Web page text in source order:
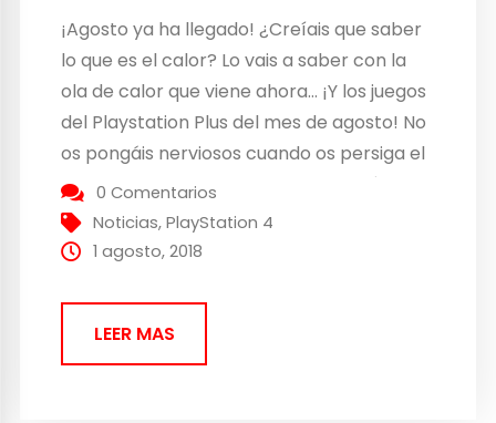
¡Agosto ya ha llegado! ¿Creíais que saber
lo que es el calor? Lo vais a saber con la
ola de calor que viene ahora… ¡Y los juegos
del Playstation Plus del mes de agosto! No
os pongáis nerviosos cuando os persiga el
asesino en Dead by Daylight o perdáis los
nervios cuando interroguéis a alguien en
Mafia...
0 Comentarios
Noticias,PlayStation 4
1 agosto, 2018
LEER MAS